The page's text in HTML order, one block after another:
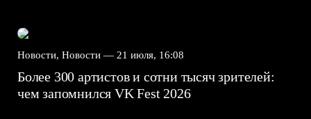
Новости, Новости — 21 июля, 16:08
Более 300 артистов и сотни тысяч зрителей:
чем запомнился VK Fest 2026